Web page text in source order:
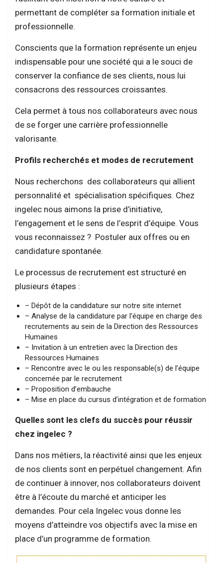
permettant de compléter sa formation initiale et
professionnelle.
Conscients que la formation représente un enjeu
indispensable pour une société qui a le souci de
conserver la confiance de ses clients, nous lui
consacrons des ressources croissantes.
Cela permet à tous nos collaborateurs avec nous
de se forger une carrière professionnelle
valorisante.
Profils recherchés et modes de recrutement
Nous recherchons des collaborateurs qui allient
personnalité et spécialisation spécifiques. Chez
ingelec nous aimons la prise d’initiative,
l’engagement et le sens de l’esprit d’équipe. Vous
vous reconnaissez ? Postuler aux offres ou en
candidature spontanée.
Le processus de recrutement est structuré en
plusieurs étapes :
– Dépôt de la candidature sur notre site internet
– Analyse de la candidature par l’équipe en charge des
recrutements au sein de la Direction des Ressources
Humaines
– Invitation à un entretien avec la Direction des
Ressources Humaines
– Rencontre avec le ou les responsable(s) de l’équipe
concernée par le recrutement
– Proposition d’embauche
– Mise en place du cursus d’intégration et de formation
Quelles sont les clefs du succès pour réussir
chez ingelec ?
Dans nos métiers, la réactivité ainsi que les enjeux
de nos clients sont en perpétuel changement. Afin
de continuer à innover, nos collaborateurs doivent
être à l’écoute du marché et anticiper les
demandes. Pour cela Ingelec vous donne les
moyens d’atteindre vos objectifs avec la mise en
place d’un programme de formation.